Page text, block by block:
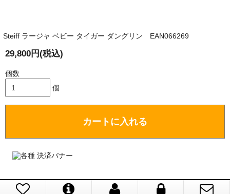
国内で一度検品をしますので、決済確認後、２～４
週間でのお届けとなります。
（稀に、通関手続き等に時間がかかり、納期が遅れる
ます。）
注文のキャンセルは可能ですか？
お取り寄せ商品となっておりますため、仕入先へ発
兵庫県 A・K 様 （女性）
「ベアちゃんの紹介分が丁寧に書かれていたこ
き、対応に誠実さを感じました」
Steiff ラージャ ベビー タイガー ダングリン EAN066269
29,800円(税込)
個数
個
カートに入れる